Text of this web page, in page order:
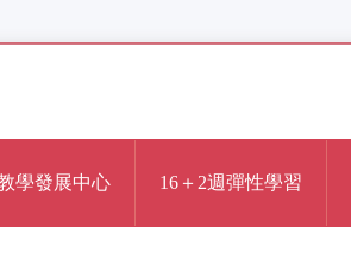
學發展中心 16＋2週彈性學習